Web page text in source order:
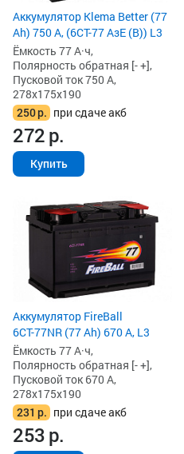
Аккумулятор Klema Better (77
Ah) 750 А, (6СТ-77 АзЕ (B)) L3
Ёмкость 77 А·ч,
Полярность обратная [- +],
Пусковой ток 750 А,
278x175x190
250р. при сдаче акб
272р.
Купить
Аккумулятор FireBall
6СТ-77NR (77 Ah) 670 А, L3
Ёмкость 77 А·ч,
Полярность обратная [- +],
Пусковой ток 670 А,
278x175x190
231 р. при сдаче акб
253р.